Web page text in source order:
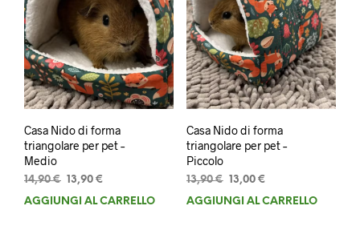
Casa Nido di forma
triangolare per pet –
Medio
14,90€ Il
prezzo
13,90 €
prezzo
AGGIUNGI AL CARRELLO
Casa Nido di forma
triangolare per pet –
Piccolo
13,90€ Il
prezzo
13,00 €Il
prezzo
AGGIUNGI AL CARRELLO